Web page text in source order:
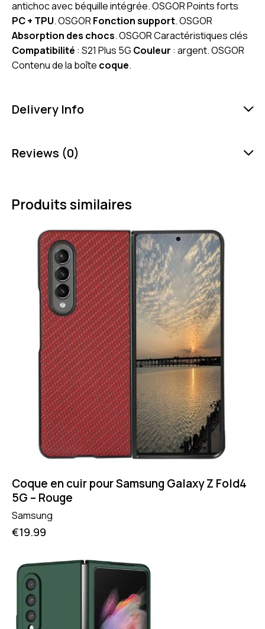
antichoc avec béquille intégrée. OSGOR Points forts
PC + TPU. OSGORFonction support. OSGOR
Absorption des chocs. OSGOR Caractéristiques clés
Compatibilité : S21 Plus 5G Couleur : argent. OSGOR
Contenu de la boîte coque.
Delivery Info
Reviews (0)
Produits similaires
Coque en cuir pour Samsung Galaxy Z Fold4
5G – Rouge
Samsung
€19.99